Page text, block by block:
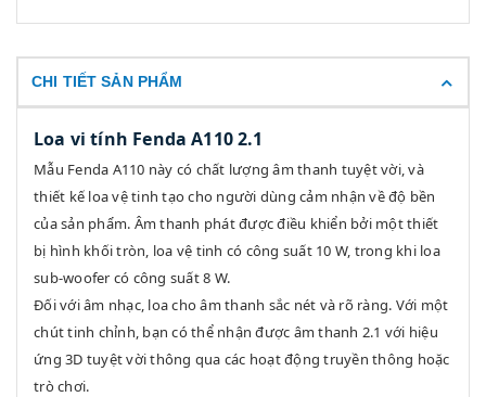
CHI TIẾT SẢN PHẨM
Loa vi tính Fenda A110 2.1
Mẫu Fenda A110 này có chất lượng âm thanh tuyệt vời, và
thiết kế loa vệ tinh tạo cho người dùng cảm nhận về độ bền
của sản phẩm. Âm thanh phát được điều khiển bởi một thiết
bị hình khối tròn, loa vệ tinh có công suất 10 W, trong khi loa
sub-woofer có công suất 8 W.
Đối với âm nhạc, loa cho âm thanh sắc nét và rõ ràng. Với một
chút tinh chỉnh, bạn có thể nhận được âm thanh 2.1 với hiệu
ứng 3D tuyệt vời thông qua các hoạt động truyền thông hoặc
trò chơi.